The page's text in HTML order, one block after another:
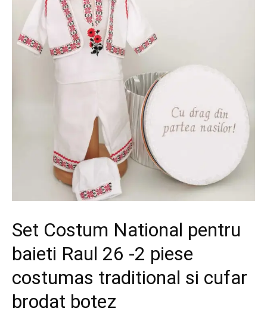
Set Costum National pentru
baieti Raul 26 -2 piese
costumas traditional si cufar
brodat botez